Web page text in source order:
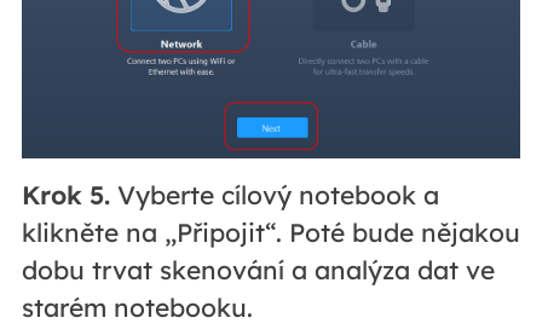
Krok 5.Vyberte cílový notebook a
klikněte na „Připojit“. Poté bude nějakou
dobu trvat skenování a analýza dat ve
starém notebooku.